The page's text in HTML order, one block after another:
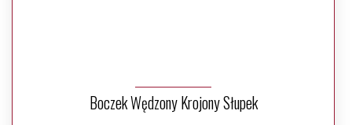
Boczek Wędzony Krojony Słupek